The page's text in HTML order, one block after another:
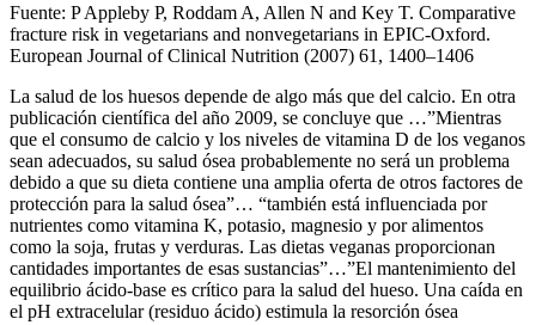
Fuente: P Appleby P, Roddam A, Allen N and Key T. Comparative
fracture risk in vegetarians and nonvegetarians in EPIC-Oxford.
European Journal of Clinical Nutrition (2007) 61, 1400–1406
La salud de los huesos depende de algo más que del calcio. En otra
publicación científica del año 2009, se concluye que …”Mientras
que el consumo de calcio y los niveles de vitamina D de los veganos
sean adecuados, su salud ósea probablemente no será un problema
debido a que su dieta contiene una amplia oferta de otros factores de
protección para la salud ósea”… “también está influenciada por
nutrientes como vitamina K, potasio, magnesio y por alimentos
como la soja, frutas y verduras. Las dietas veganas proporcionan
cantidades importantes de esas sustancias”…”El mantenimiento del
equilibrio ácido-base es crítico para la salud del hueso. Una caída en
el pH extracelular (residuo ácido) estimula la resorción ósea